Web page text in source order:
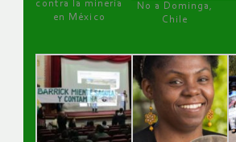
contra la minería
en México
No a Dominga,
Chile